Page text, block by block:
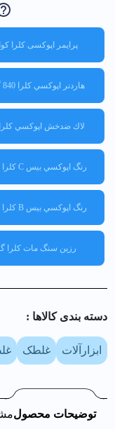
پرایمر اپوکسی کلرا
هاردنر اپوكسي کلرا 840 گرمي
لاك ضدخش اپوكسي
رنگ اپوكسي بيس C کلرا كوارت
رنگ اپوكسي بيس B کلرا كوارت
رزين سنگ مات کلرا
دسته بندی کالا‌ها :
ابزارآلات غلطک
توضیحات محصول